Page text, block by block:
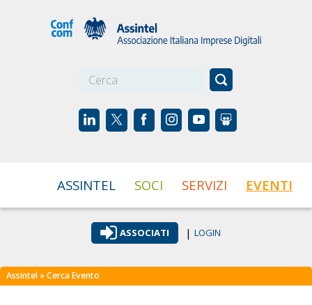
ASSINTEL SOCI SERVIZI EVENTI
ASSOCIATI | LOGIN
Assintel » Cerca Evento